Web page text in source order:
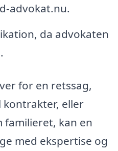
advokat.nu.
da advokaten
for en retssag,
eller
familieret, kan en
med ekspertise og